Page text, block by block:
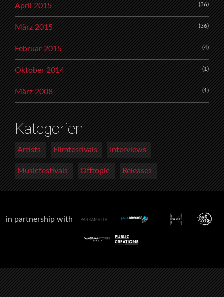
April 2015 (36)
März 2015 (36)
Februar 2015 (4)
Oktober 2014 (1)
März 2008 (1)
Kategorien
Artists Filmfestivals Interviews
Musicfestivals Offtopic Releases
in partnership with